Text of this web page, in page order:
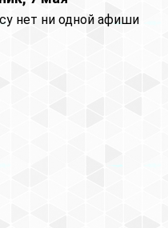
нет ни одной афиши